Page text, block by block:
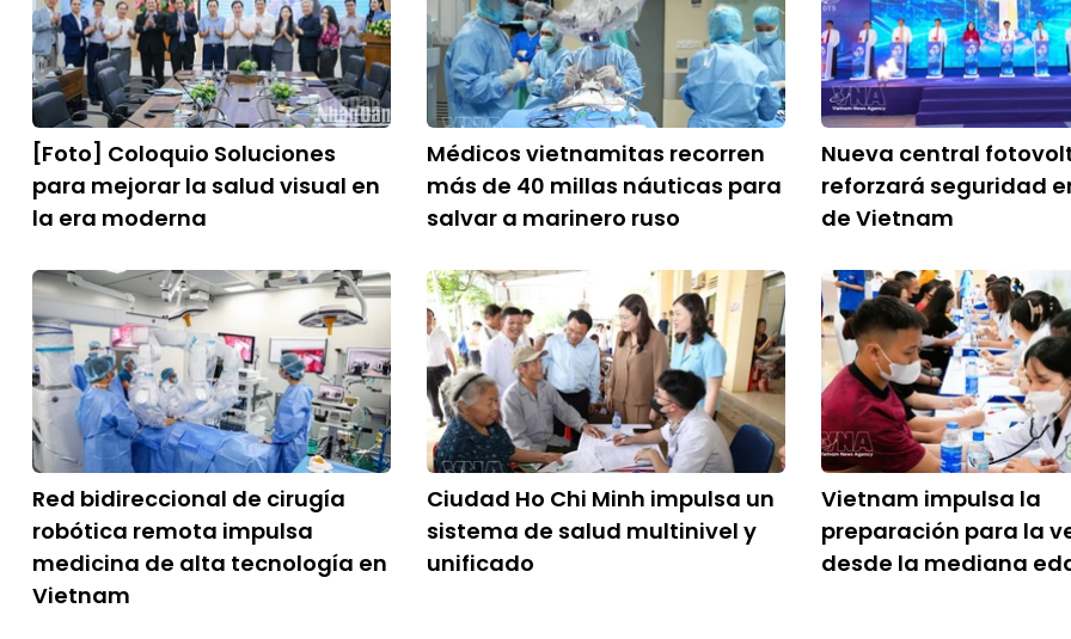
[Foto] Coloquio Soluciones
para mejorar la salud visual en
la era moderna
Médicos vietnamitas recorren
más de 40 millas náuticas para
salvar a marinero ruso
Nueva central
reforzará seguridad
de Vietnam
Red bidireccional de cirugía
robótica remota impulsa
medicina de alta tecnología en
Vietnam
Ciudad Ho Chi Minh impulsa un
sistema de salud multinivel y
unificado
Vietnam impulsa la
preparación para la
desde la mediana